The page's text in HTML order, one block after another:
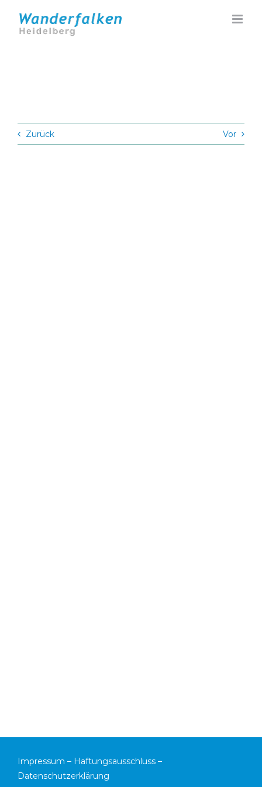
Inhalt
springen
Zurück Vor
Impressum – Haftungsausschluss –
Datenschutzerklärung